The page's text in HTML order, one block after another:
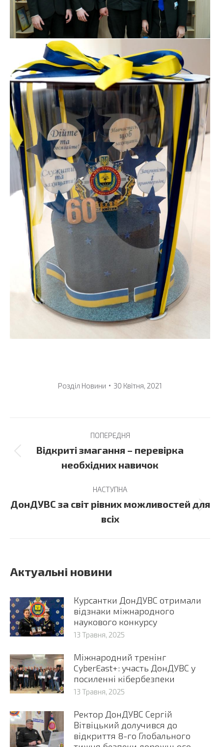
Розділ Новини 30 Квітня, 2021
navigation
ПОПЕРЕДНЯ
Previous
post:
Відкриті змагання – перевірка
необхідних навичок
НАСТУПНА
Next
post:
ДонДУВС за світ рівних можливостей для
всіх
Актуальні новини
Курсантки ДонДУВС отримали
відзнаки міжнародного
наукового конкурсу
13 Травня, 2025
Міжнародний тренінг
CyberEast+: участь ДонДУВС у
посиленні кібербезпеки
13 Травня, 2025
Ректор ДонДУВС Сергій
Вітвіцький долучився до
відкриття 8-го Глобального